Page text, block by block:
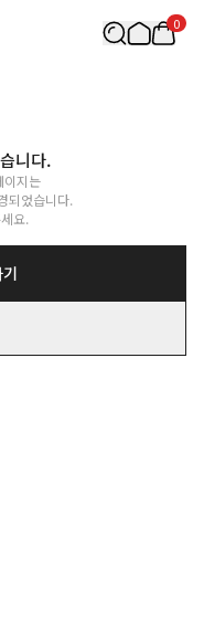
0
니다.
이지는
되었습니다.
요.